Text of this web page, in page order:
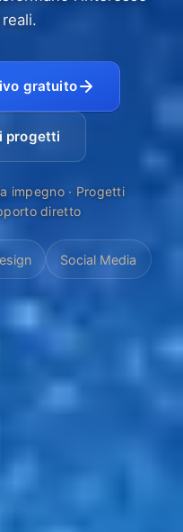
gratuito
progetti
impegno · Progetti
diretto
Social Media